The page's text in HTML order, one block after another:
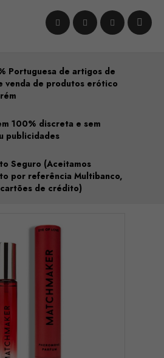
Portuguesa de artigos de
venda de produtos erótico
100% discreta e sem
publicidades
Seguro (Aceitamos
por referência Multibanco,
de crédito)